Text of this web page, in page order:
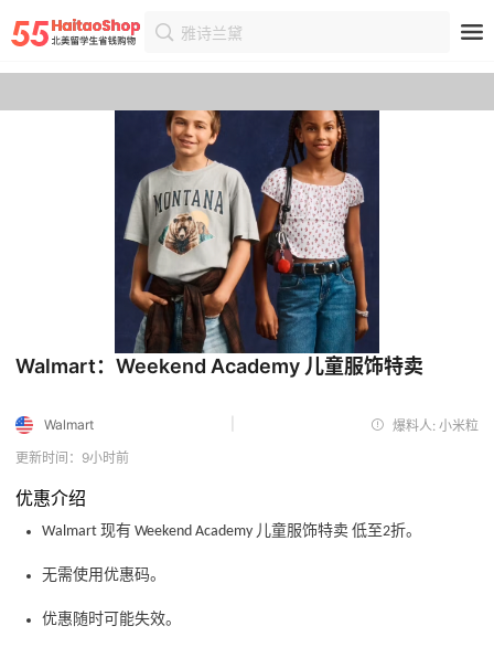
雅诗兰黛
首页 优惠 优惠详情
Walmart：Weekend Academy 儿童服饰特卖
Walmart
爆料人: 小米粒
更新时间：9小时前
优惠介绍
Walmart 现有 Weekend Academy 儿童服饰特卖 低至2折。
无需使用优惠码。
优惠随时可能失效。